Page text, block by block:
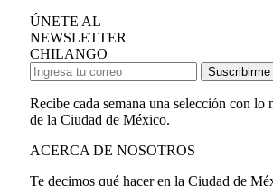
ÚNETE AL
NEWSLETTER
CHILANGO
Suscribirme
Recibe cada semana una selección con lo
de la Ciudad de México.
ACERCA DE NOSOTROS
Te decimos qué hacer en la Ciudad de